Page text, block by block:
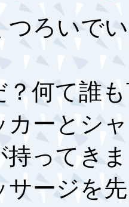
つろいで
？何て誰
カーとシ
持ってき
サージを